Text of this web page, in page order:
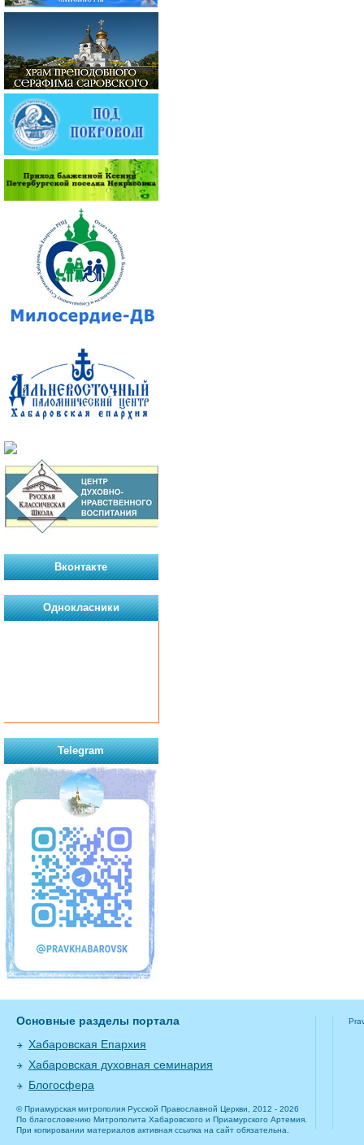
Вконтакте
Однокласники
Telegram
Основные разделы портала
Хабаровская Епархия
Хабаровская духовная семинария
Блогосфера
© Приамурская митрополия Русской Православной Церкви, 2012 - 2026
По благословению Митрополита Хабаровского и Приамурского Артемия.
При копировании материалов активная ссылка на сайт обязательна.